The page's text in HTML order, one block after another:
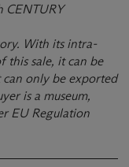
CENTURY
With its intra-
this sale, it can be
only be exported
is a museum,
EU Regulation